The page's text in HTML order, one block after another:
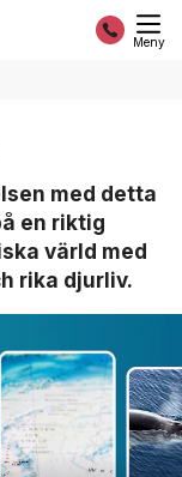
Meny
med detta
en riktig
värld med
rika djurliv.